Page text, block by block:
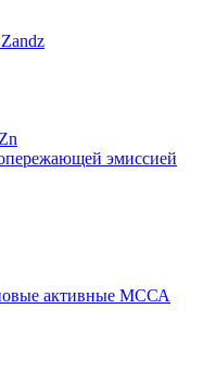
эмиссией
активные МССА